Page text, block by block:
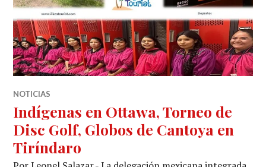
NOTICIAS
Indígenas en Ottawa, Torneo de
Disc Golf, Globos de Cantoya en
Tiríndaro